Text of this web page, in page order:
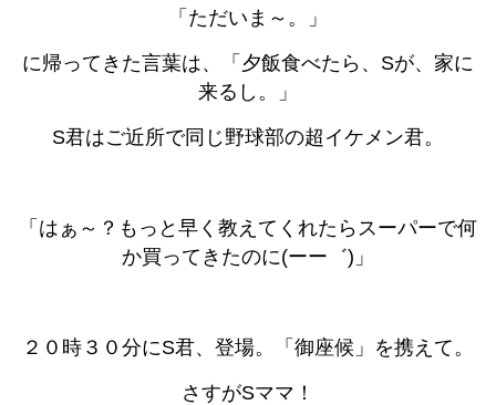
「ただいま～。」
に帰ってきた言葉は、「夕飯食べたら、Sが、家に
来るし。」
S君はご近所で同じ野球部の超イケメン君。
「はぁ～？もっと早く教えてくれたらスーパーで何
か買ってきたのに(ーー゛)」
２０時３０分にS君、登場。「御座候」を携えて。
さすがSママ！